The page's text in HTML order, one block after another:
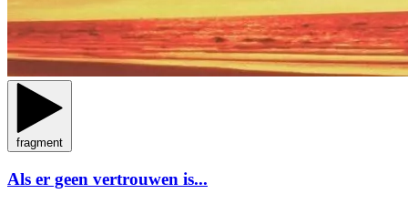
fragment
Als er geen vertrouwen is...